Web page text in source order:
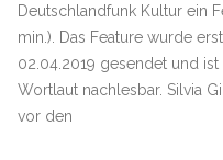
Deutschlandfunk Kultur ein
min.). Das Feature wurde
02.04.2019 gesendet und ist
Wortlaut nachlesbar. Silvia
vor den